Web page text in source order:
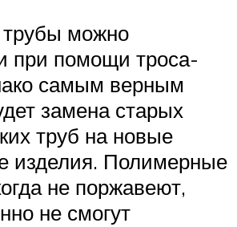
трубы можно
при помощи троса-
самым верным
замена старых
труб на новые
изделия. Полимерные
не поржавеют,
не смогут